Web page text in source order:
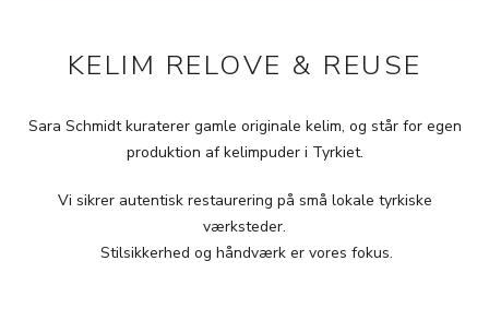
KELIM RELOVE & REUSE
Sara Schmidt kuraterer gamle originale kelim, og står for egen
produktion af kelimpuder i Tyrkiet.
Vi sikrer autentisk restaurering på små lokale tyrkiske
værksteder.
Stilsikkerhed og håndværk er vores fokus.